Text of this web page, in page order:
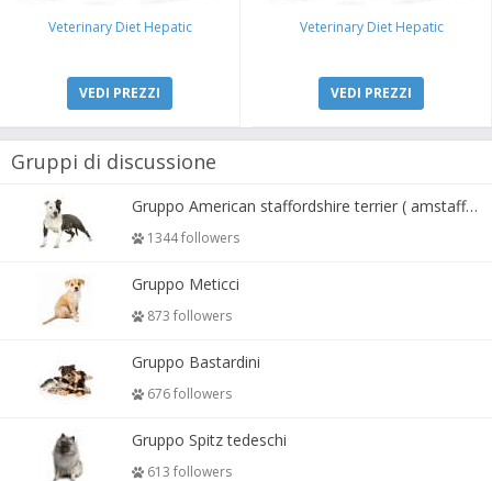
Veterinary Diet Hepatic
VEDI PREZZI
Veterinary Diet Hepatic
VEDI PREZZI
Gruppi di discussione
Gruppo American staffordshire terrier ( amstaff, amastaff )
1344 followers
Gruppo Meticci
873 followers
Gruppo Bastardini
676 followers
Gruppo Spitz tedeschi
613 followers